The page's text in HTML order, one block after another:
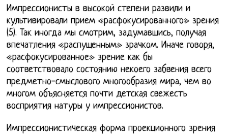
Импрессионисты в высокой степени развили и
культивировали прием «расфокусированного» зрения
(5). Так иногда мы смотрим, задумавшись, получая
впечатления «распущенным» зрачком. Иначе говоря,
«расфокусированное» зрение как бы
соответствовало состоянию некоего забвения всего
предметно-смыслового многообразия мира, чем во
многом объясняется почти детская свежесть
восприятия натуры у импрессионистов.
Импрессионистическая форма проекционного зрения